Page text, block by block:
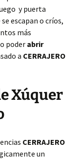
y puerta
escapan o críos,
más
poder abrir
a CERRAJERO
Xúquer
CERRAJERO
un